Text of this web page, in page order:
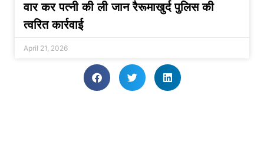
वार कर पत्नी की ली जान रैरूमाखुर्द पुलिस की
त्वरित कार्रवाई
April 21, 2026